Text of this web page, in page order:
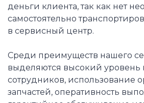
деньги клиента, так как нет
самостоятельно
в сервисный центр.
Среди преимуществ нашего
выделяются высокий
сотрудников, использование
запчастей, оперативность